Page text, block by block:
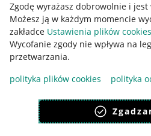
Zgodę wyrażasz dobrowolnie i jest
Możesz ją w każdym momencie
zakładce Ustawienia plików cookies
Wycofanie zgody nie wpływa na
przetwarzania.
polityka plików cookies
polityka
Pobierz aplikację